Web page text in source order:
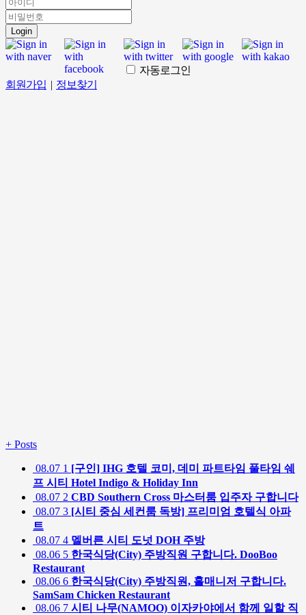
Login
자동로그인
회원가입 | 정보찾기
+ Posts
08.07 1 [구인] IHG 호텔 코미, 데미 파트타임 풀타임 쉐
프 시티 Hotel Indigo & Holiday Inn
08.07 2 CBD Southern Cross 마스터룸 입주자 구합니다
08.07 3 [시티 중심 세컨룸 독방] 프리미엄 호텔식 아파
트
08.07 4 멜버른 시티 도넛 DOH 주방
08.06 5 한국식당(City) 주방직원 구합니다. DooBoo
Restaurant
08.06 6 한국식당(City) 주방직원, 홀매니저 구합니다.
SamSam Chicken Restaurant
08.06 7 시티 나무(NAMOO) 이자카야에서 함께 일할 직